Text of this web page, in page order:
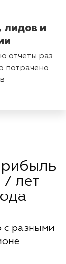
лидов и
отчеты раз
потрачено
лет
с разными